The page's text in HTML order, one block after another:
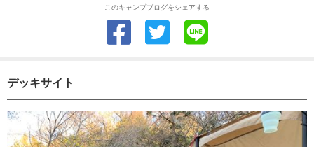
このキャンプブログをシェアする
デッキサイト